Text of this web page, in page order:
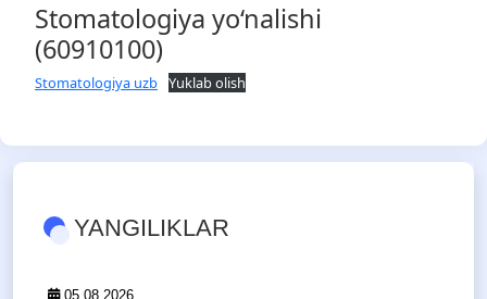
Stomatologiya yo‘nalishi
(60910100)
Stomatologiya uzb Yuklab olish
YANGILIKLAR
05.08.2026